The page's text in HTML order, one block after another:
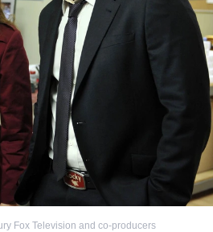
Fox Television and co-producers